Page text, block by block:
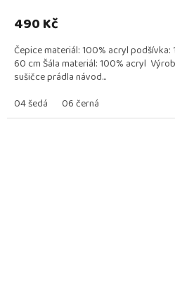
490 Kč
Čepice materiál: 100% acryl
60 cm Šála materiál: 100% acryl
sušičce prádla návod...
04 šedá
06 černá